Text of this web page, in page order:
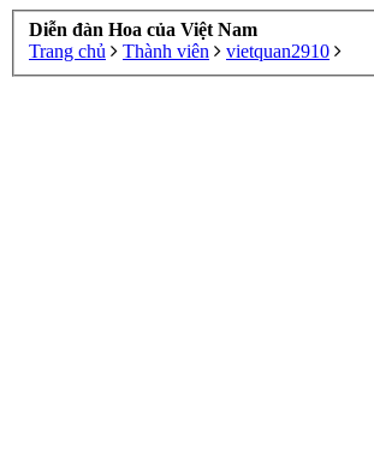
Diễn đàn Hoa của Việt Nam
Trang chủ
Thành viên vietquan2910